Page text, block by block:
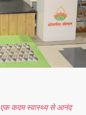
एक कदम स्वास्थ्य से आनंद